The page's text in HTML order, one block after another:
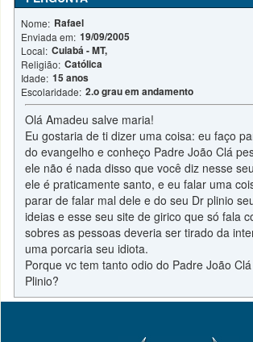
Nome: Rafael
Enviada em: 19/09/2005
Local: Cuiabá - MT,
Religião: Católica
Idade: 15 anos
Escolaridade: 2.o grau em andamento
Olá Amadeu salve maria!
Eu gostaria de ti dizer uma coisa: eu faço
do evangelho e conheço Padre João Clá
ele não é nada disso que você diz nesse
ele é praticamente santo, e eu falar uma
parar de falar mal dele e do seu Dr plinio
ideias e esse seu site de girico que só fala
sobres as pessoas deveria ser tirado da
uma porcaria seu idiota.
Porque vc tem tanto odio do Padre João
Plinio?